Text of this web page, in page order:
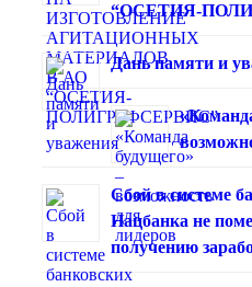
“ОСЕТИЯ-
Дань памяти и
Сбой в системе
Нацбанка не
получению